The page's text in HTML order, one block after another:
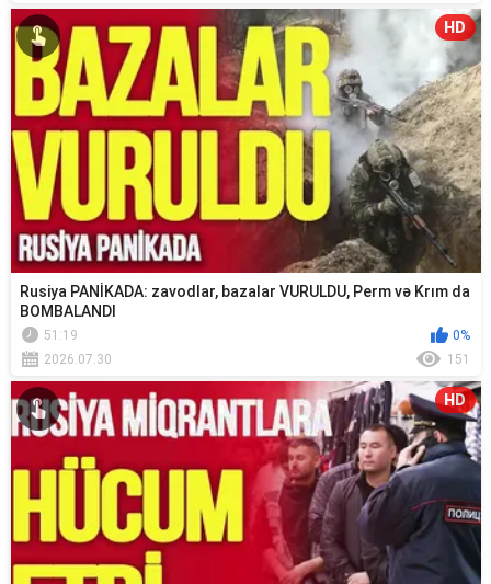
HD
Rusiya PANİKADA: zavodlar, bazalar VURULDU, Perm və Krım da
BOMBALANDI
51:19
0%
2026.07.30
151
HD